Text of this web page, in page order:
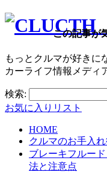
もっとクルマが好きに
カーライフ情報メディ
検索:
お気に入りリスト
HOME
クルマのお手入
ブレーキフルー
法と注意点
この記事が